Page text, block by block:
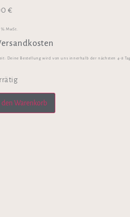
€
MwSt.
Deine Bestellung wird von uns innerhalb der nächsten 4-8
den Warenkorb